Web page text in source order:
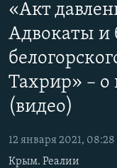
основному
содержанию
Вернутся
главной
навигации
Вернутся
СПЕЦПРОЕКТЫ
ГРУЗ 200
КАРТА ВОЕННЫХ
11 ЛЕТ ОККУПАЦИИ
ВОДА
ИСТОРИЯ
ЕЩЕ
ИНФОГРАФИКА
РАДІО СВОБОДА
КАК ОБОЙТИ
«Акт
Адвокаты и
Тахрир» – о
(видео)
12 января 2021, 08:28
Крым. Реалии